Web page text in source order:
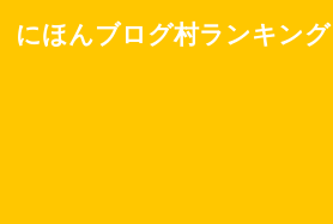
にほんブログ村ランキング